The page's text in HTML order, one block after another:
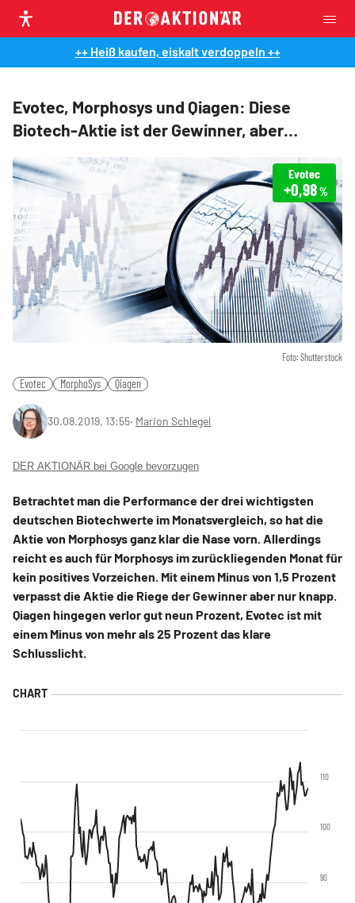
++ Heiß kaufen, eiskalt verdoppeln ++
Evotec, Morphosys und Qiagen: Diese
Biotech-Aktie ist der Gewinner, aber…
Foto: Shutterstock
Evotec
+0,98%
Evotec MorphoSys Qiagen
30.08.2019, 13:55‧ Marion Schlegel
DER AKTIONÄR bei Google bevorzugen
Betrachtet man die Performance der drei wichtigsten
deutschen Biotechwerte im Monatsvergleich, so hat die
Aktie von Morphosys ganz klar die Nase vorn. Allerdings
reicht es auch für Morphosys im zurückliegenden Monat für
kein positives Vorzeichen. Mit einem Minus von 1,5 Prozent
verpasst die Aktie die Riege der Gewinner aber nur knapp.
Qiagen hingegen verlor gut neun Prozent, Evotec ist mit
einem Minus von mehr als 25 Prozent das klare
Schlusslicht.
90
100
110